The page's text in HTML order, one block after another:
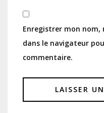
Enregistrer mon
dans le navigateur
commentaire.